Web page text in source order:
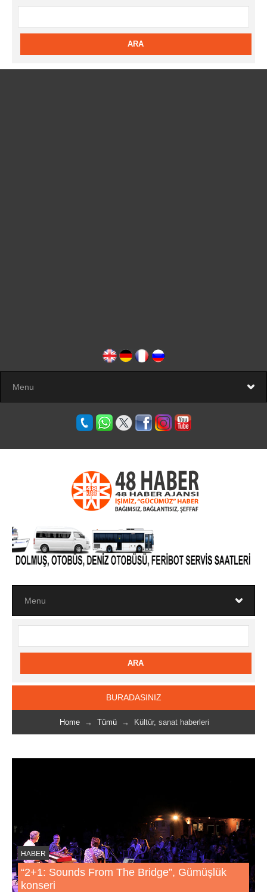
BURADASINIZ
Home → Tümü → Kültür, sanat haberleri
HABER
“2+1: Sounds From The Bridge”, Gümüşlük
konseri